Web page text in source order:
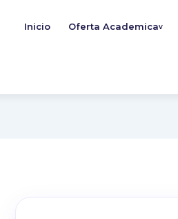
Inicio Oferta Academicav